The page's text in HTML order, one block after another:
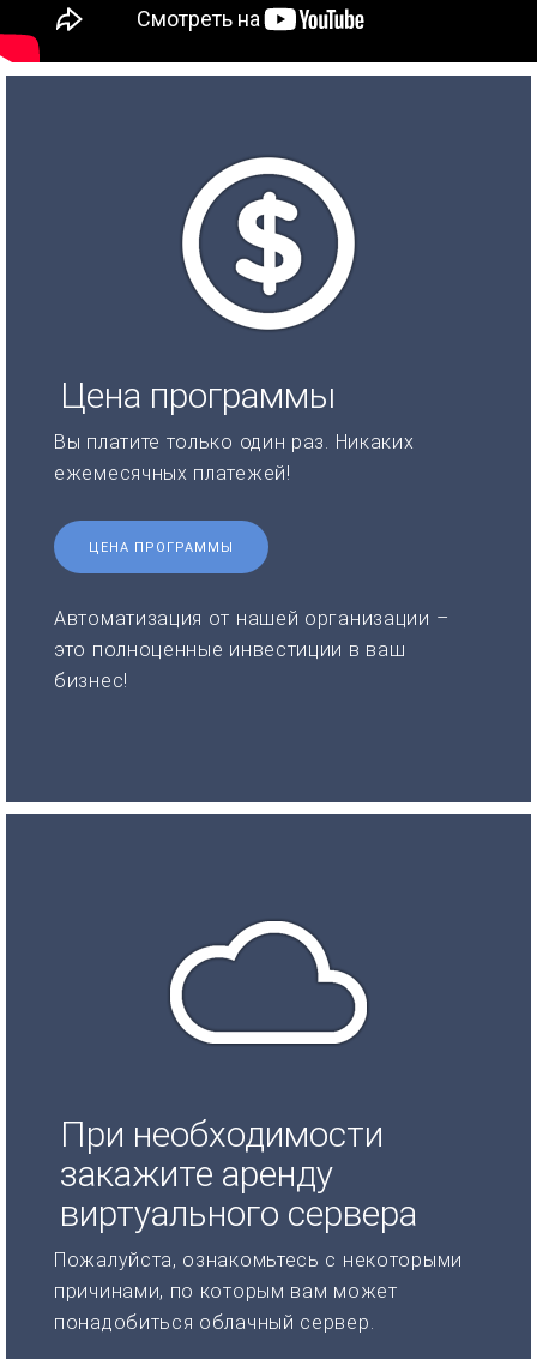
Цена программы
Вы платите только один раз. Никаких
ежемесячных платежей!
ЦЕНА ПРОГРАММЫ
Автоматизация от нашей организации –
это полноценные инвестиции в ваш
бизнес!
При необходимости
закажите аренду
виртуального сервера
Пожалуйста, ознакомьтесь с некоторыми
причинами, по которым вам может
понадобиться облачный сервер.